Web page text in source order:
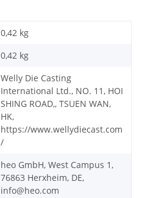
0,42 kg
0,42 kg
Welly Die Casting
International Ltd., NO. 11, HOI
SHING ROAD,, TSUEN WAN,
HK,
https://www.wellydiecast.com
/
heo GmbH, West Campus 1,
76863 Herxheim, DE,
info@heo.com